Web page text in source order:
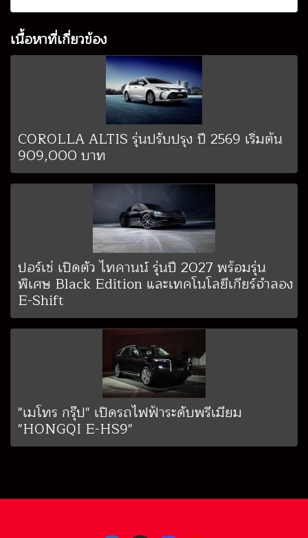
เนื้อหาที่เกี่ยวข้อง
COROLLA ALTIS รุ่นปรับปรุง ปี 2569 เริ่มต้น
909,000 บาท
ปอร์เช่ เปิดตัว ไทคานน์ รุ่นปี 2027 พร้อมรุ่น
พิเศษ Black Edition และเทคโนโลยีเกียร์จำลอง
E-Shift
"เมโทร กรุ๊ป" เปิดรถไฟฟ้าระดับพรีเมียม
"HONGQI E-HS9"